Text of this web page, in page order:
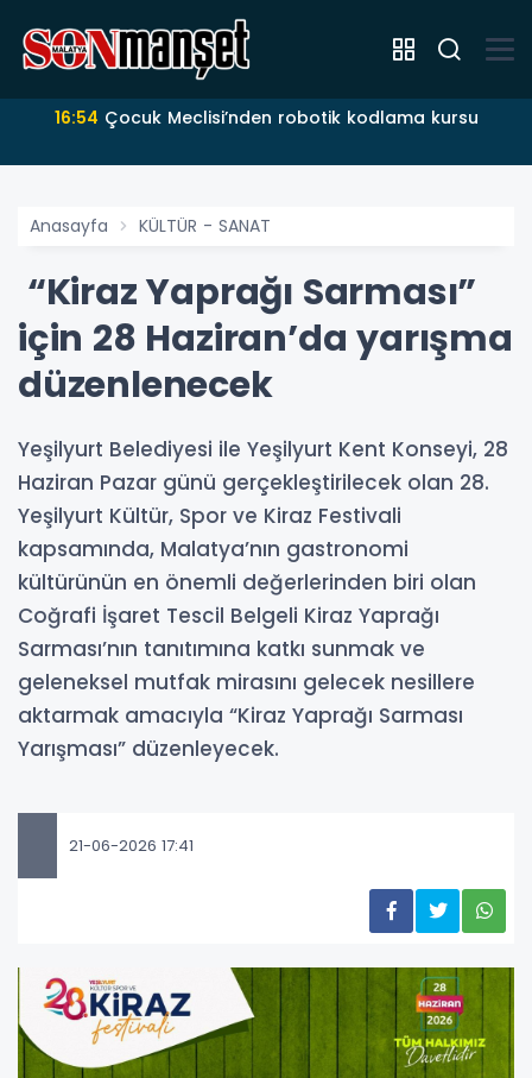
16:54 Çocuk Meclisi’nden robotik kodlama kursu
Anasayfa KÜLTÜR - SANAT
“Kiraz Yaprağı Sarması”
için 28 Haziran’da yarışma
düzenlenecek
Yeşilyurt Belediyesi ile Yeşilyurt Kent Konseyi, 28
Haziran Pazar günü gerçekleştirilecek olan 28.
Yeşilyurt Kültür, Spor ve Kiraz Festivali
kapsamında, Malatya’nın gastronomi
kültürünün en önemli değerlerinden biri olan
Coğrafi İşaret Tescil Belgeli Kiraz Yaprağı
Sarması’nın tanıtımına katkı sunmak ve
geleneksel mutfak mirasını gelecek nesillere
aktarmak amacıyla “Kiraz Yaprağı Sarması
Yarışması” düzenleyecek.
21-06-2026 17:41